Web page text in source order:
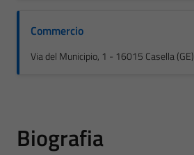
Commercio
Via del Municipio, 1 - 16015 Casella (GE)
Biografia